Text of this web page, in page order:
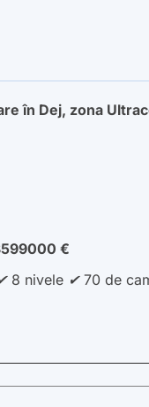
în Dej, zona
€
8 nivele ✔ 70 de